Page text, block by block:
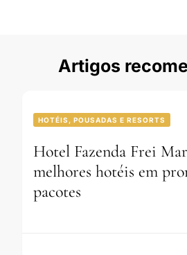
Artigos
HOTÉIS, POUSADAS E RESORTS
Hotel Fazenda Frei
melhores hotéis em
pacotes